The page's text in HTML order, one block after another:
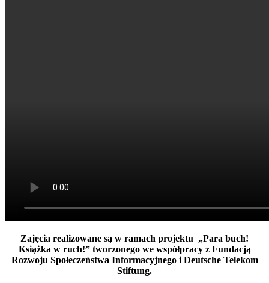
Zajęcia realizowane są w ramach projektu „Para buch!
Książka w ruch!” tworzonego we współpracy z Fundacją
Rozwoju Społeczeństwa Informacyjnego i Deutsche Telekom
Stiftung.